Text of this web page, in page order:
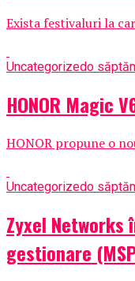
Exista festivaluri la
Uncategorizedo
HONOR Magic
HONOR propune o
Uncategorizedo
Zyxel
gestionare